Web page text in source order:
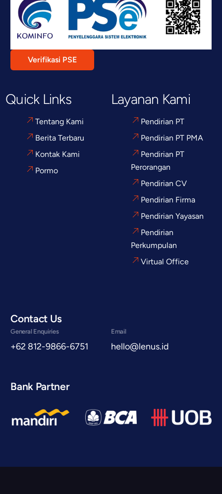
Verifikasi PSE
Quick Links
Tentang Kami
Berita Terbaru
Kontak Kami
Pormo
Layanan Kami
Pendirian PT
Pendirian PT PMA
Pendirian PT
Perorangan
Pendirian CV
Pendirian Firma
Pendirian Yayasan
Pendirian
Perkumpulan
Virtual Office
Contact Us
General Enquiries
+62 812-9866-6751
Email
hello@lenus.id
Bank Partner